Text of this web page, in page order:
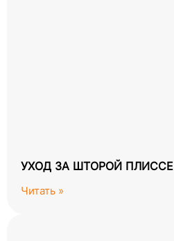
УХОД ЗА ШТОРОЙ ПЛИССЕ
Читать »